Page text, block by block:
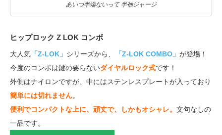
あいつ半端ないって 半袖ジャージ
ヒップロック Z LOK コンボ
大人気 「Z-LOK」 シリーズから、 「Z-LOK COMBO」 が登場！
今度のコンボは鍵の要らないダイヤルロック式です！
外側はナイロンですが、中にはステンレスプレートが入っており
簡単には切れません。
便利でコンパクトな上に、頑丈で、しかもオシャレ。 文句なしの
一品です。